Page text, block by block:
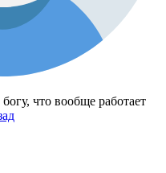
что вообще работает